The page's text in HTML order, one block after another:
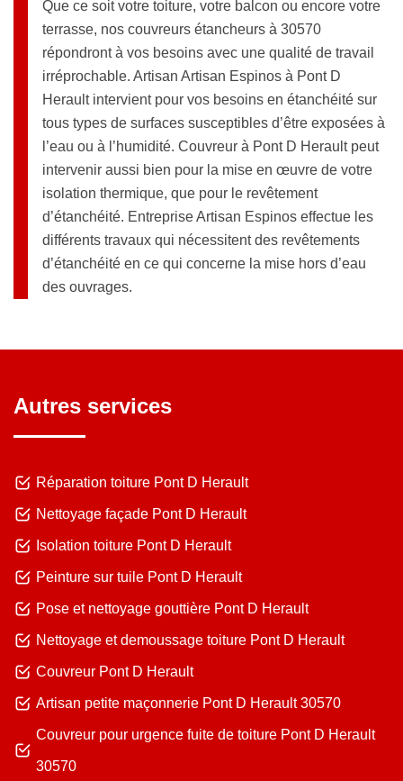
Que ce soit votre toiture, votre balcon ou encore votre
terrasse, nos couvreurs étancheurs à 30570
répondront à vos besoins avec une qualité de travail
irréprochable. Artisan Artisan Espinos à Pont D
Herault intervient pour vos besoins en étanchéité sur
tous types de surfaces susceptibles d’être exposées à
l’eau ou à l’humidité. Couvreur à Pont D Herault peut
intervenir aussi bien pour la mise en œuvre de votre
isolation thermique, que pour le revêtement
d’étanchéité. Entreprise Artisan Espinos effectue les
différents travaux qui nécessitent des revêtements
d’étanchéité en ce qui concerne la mise hors d’eau
des ouvrages.
Autres services
Réparation toiture Pont D Herault
Nettoyage façade Pont D Herault
Isolation toiture Pont D Herault
Peinture sur tuile Pont D Herault
Pose et nettoyage gouttière Pont D Herault
Nettoyage et demoussage toiture Pont D Herault
Couvreur Pont D Herault
Artisan petite maçonnerie Pont D Herault 30570
Couvreur pour urgence fuite de toiture Pont D Herault
30570